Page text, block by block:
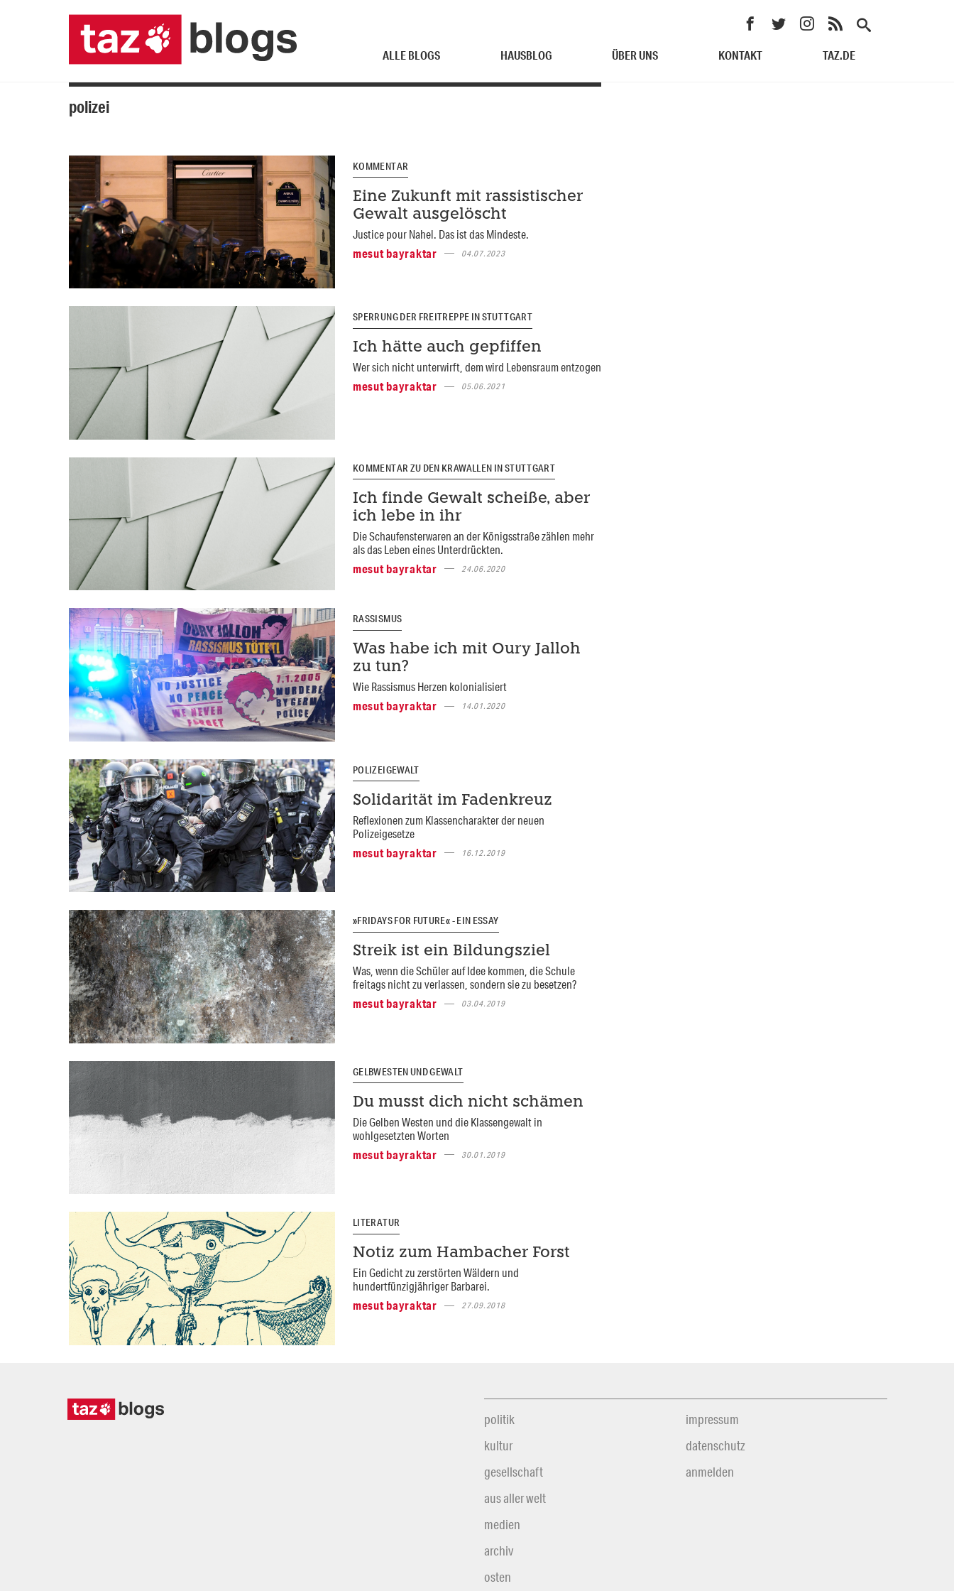
ALLE BLOGS HAUSBLOG ÜBER UNS KONTAKT TAZ.DE
polizei
KOMMENTAR
Eine Zukunft mit rassistischer
Gewalt ausgelöscht
Justice pour Nahel. Das ist das Mindeste.
mesut bayraktar
04.07.2023
SPERRUNG DER FREITREPPE IN STUTTGART
Ich hätte auch gepfiffen
Wer sich nicht unterwirft, dem wird Lebensraum entzogen
mesut bayraktar
05.06.2021
KOMMENTAR ZU DEN KRAWALLEN IN STUTTGART
Ich finde Gewalt scheiße, aber
ich lebe in ihr
Die Schaufensterwaren an der Königsstraße zählen mehr
als das Leben eines Unterdrückten.
mesut bayraktar
24.06.2020
RASSISMUS
Was habe ich mit Oury Jalloh
zu tun?
Wie Rassismus Herzen kolonialisiert
mesut bayraktar
14.01.2020
POLIZEIGEWALT
Solidarität im Fadenkreuz
Reflexionen zum Klassencharakter der neuen
Polizeigesetze
mesut bayraktar
16.12.2019
»FRIDAYS FOR FUTURE« - EIN ESSAY
Streik ist ein Bildungsziel
Was, wenn die Schüler auf Idee kommen, die Schule
freitags nicht zu verlassen, sondern sie zu besetzen?
mesut bayraktar
03.04.2019
GELBWESTEN UND GEWALT
Du musst dich nicht schämen
Die Gelben Westen und die Klassengewalt in
wohlgesetzten Worten
mesut bayraktar
30.01.2019
LITERATUR
Notiz zum Hambacher Forst
Ein Gedicht zu zerstörten Wäldern und
hundertfünzigjähriger Barbarei.
mesut bayraktar
27.09.2018
politik
kultur
gesellschaft
aus aller welt
medien
archiv
osten
impressum
datenschutz
anmelden